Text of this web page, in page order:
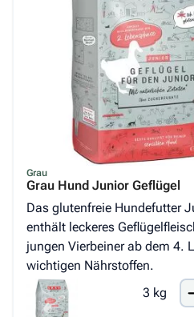
Grau
Grau Hund Junior Geflügel
Das glutenfreie Hundefutter
enthält leckeres
jungen Vierbeiner ab dem 4.
wichtigen Nährstoffen.
3 kg